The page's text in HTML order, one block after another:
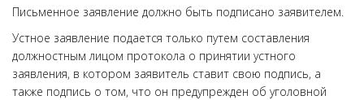
Письменное заявление должно быть подписано заявителем.
Устное заявление подается только путем составления
должностным лицом протокола о принятии устного
заявления, в котором заявитель ставит свою подпись, а
также подпись о том, что он предупрежден об уголовной